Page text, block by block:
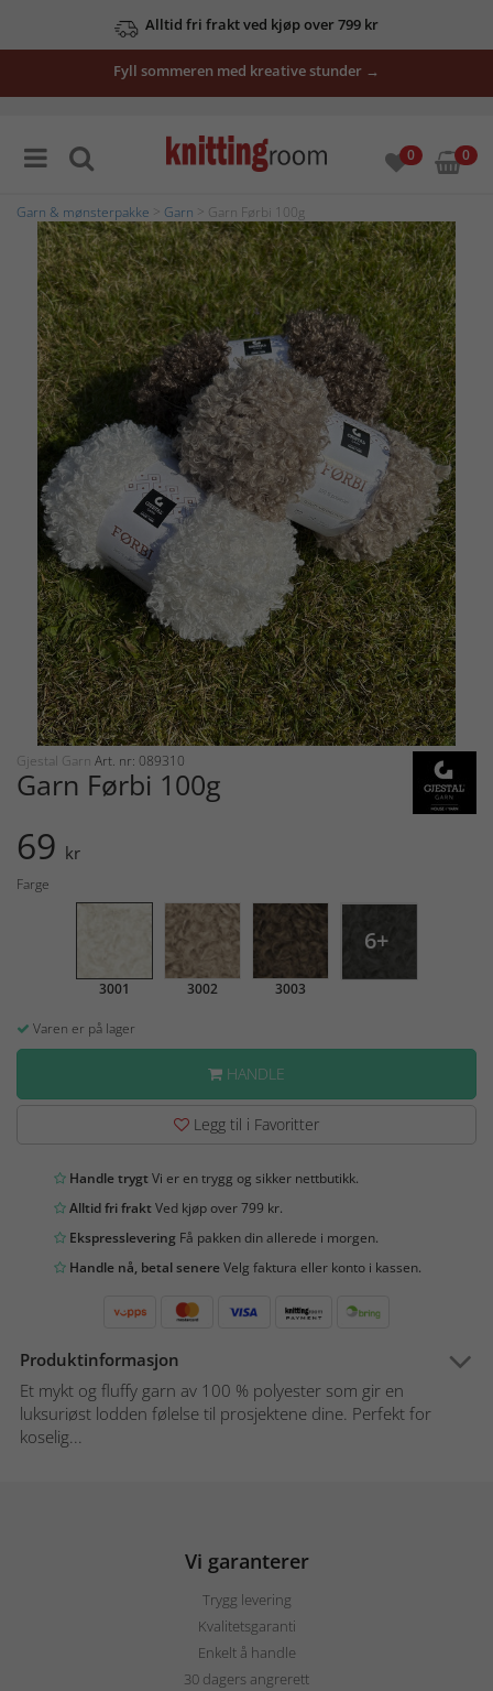
Alltid fri frakt ved kjøp over 799 kr
Fyll sommeren med kreative stunder →
0 0
Garn & mønsterpakke Garn > Garn Førbi 100g
Gjestal Garn Art. nr: 089310
Garn Førbi 100g
69 kr
Farge
3001 3002 3003
6+
Varen er på lager
HANDLE
Legg til i Favoritter
Handle trygtVi er en trygg og sikker nettbutikk.
Alltid fri fraktVed kjøp over 799 kr.
Ekspresslevering Få pakken din allerede i morgen.
Handle nå, betal senereVelg faktura eller konto i kassen.
Produktinformasjon
Et mykt og fluffy garn av 100 % polyester som gir en
luksuriøst lodden følelse til prosjektene dine. Perfekt for
koselig...
Vi garanterer
Trygg levering
Kvalitetsgaranti
Enkelt å handle
30 dagers angrerett